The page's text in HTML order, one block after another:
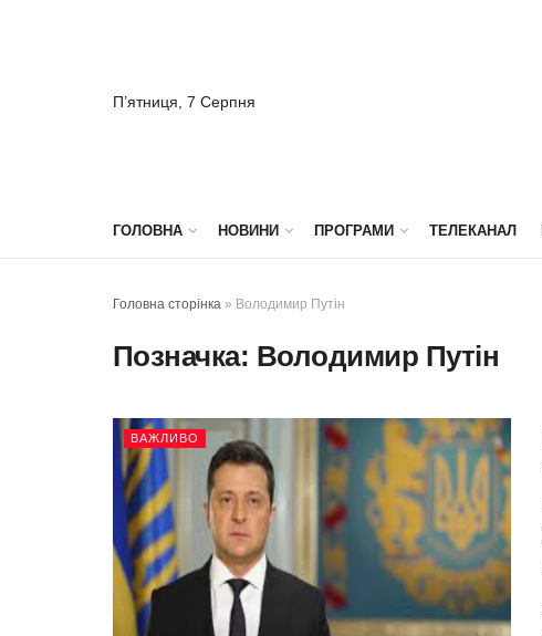
П’ятниця, 7 Серпня
ГОЛОВНА НОВИНИ ПРОГРАМИ ТЕЛЕКАНАЛ
Головна сторінка » Володимир Путін
Позначка: Володимир Путін
ВАЖЛИВО